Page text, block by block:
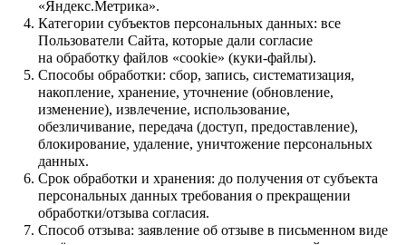
«Яндекс.Метрика».
Категории субъектов персональных данных: все
Пользователи Сайта, которые дали согласие
на обработку файлов «cookie» (куки-файлы).
Способы обработки: сбор, запись, систематизация,
накопление, хранение, уточнение (обновление,
изменение), извлечение, использование,
обезличивание, передача (доступ, предоставление),
блокирование, удаление, уничтожение персональных
данных.
Срок обработки и хранения: до получения от субъекта
персональных данных требования о прекращении
обработки/отзыва согласия.
Способ отзыва: заявление об отзыве в письменном виде